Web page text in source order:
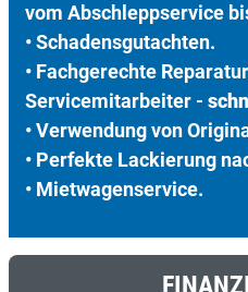
vom Abschleppservice
• Schadensgutachten.
• Fachgerechte
Servicemitarbeiter -
• Verwendung von
• Perfekte Lackierung
• Mietwagenservice.